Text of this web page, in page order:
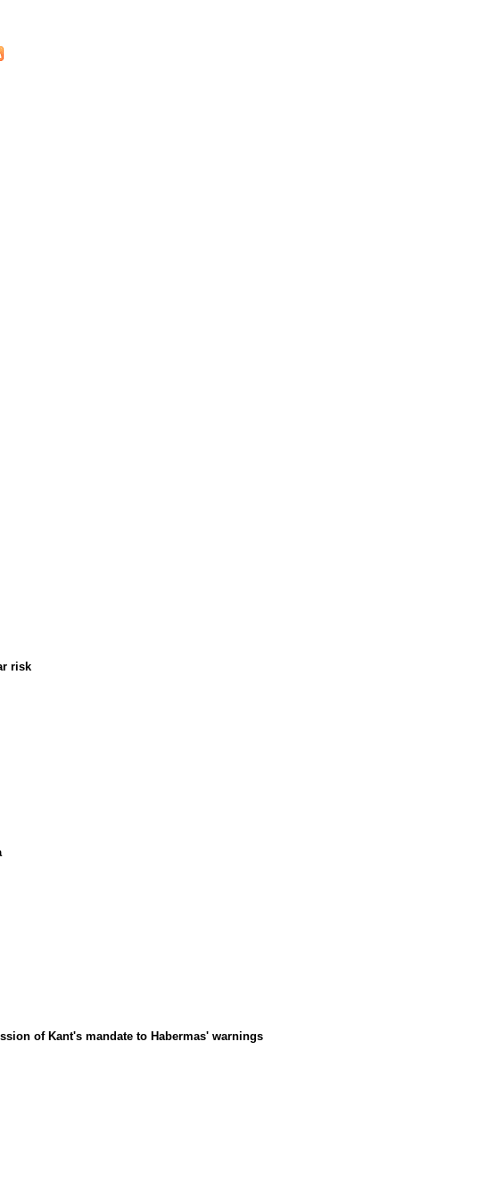
risk
of Kant's mandate to Habermas' warnings